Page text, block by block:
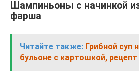
Шампиньоны с начинкой
фарша
Читайте также: Грибной суп
бульоне с картошкой,